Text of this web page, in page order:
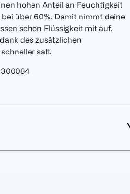
hohen Anteil an Feuchtigkeit
bei über 60%. Damit nimmt deine
schon Flüssigkeit mit auf.
des zusätzlichen
satt.
300084